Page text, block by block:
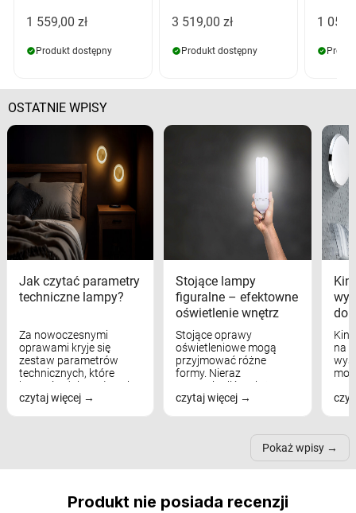
1 559,00 zł
Produkt dostępny
3 519,00 zł
Produkt dostępny
1
OSTATNIE WPISY
Jak czytać parametry
techniczne lampy?
Za nowoczesnymi
oprawami kryje się
zestaw parametrów
technicznych, które
bezpośrednio wpływają
na komfort widzenia,
czytaj więcej
Stojące lampy
figuralne – efektowne
oświetlenie wnętrz
Stojące oprawy
oświetleniowe mogą
przyjmować różne
formy. Nieraz
wspominaliśmy już
modele na łukowych
nich może przydać się w
czytaj więcej
na
Pokaż wpisy
Produkt nie posiada recenzji